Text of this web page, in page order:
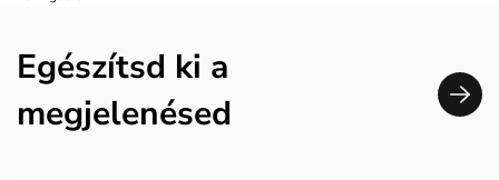
Egészítsd ki a
megjelenésed